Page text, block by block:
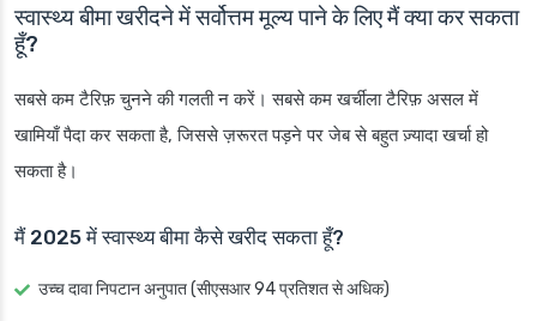
स्वास्थ्य बीमा खरीदने में सर्वोत्तम मूल्य पाने के लिए मैं क्या कर सकता
हूँ?
सबसे कम टैरिफ़ चुनने की गलती न करें। सबसे कम खर्चीला टैरिफ़ असल में
खामियाँ पैदा कर सकता है, जिससे ज़रूरत पड़ने पर जेब से बहुत ज़्यादा खर्चा हो
सकता है।
मैं 2025 में स्वास्थ्य बीमा कैसे खरीद सकता हूँ?
उच्च दावा निपटान अनुपात (सीएसआर 94 प्रतिशत से अधिक)